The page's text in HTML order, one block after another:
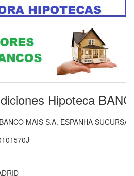
Hipoteca
MAIS S.A. ESPANHA